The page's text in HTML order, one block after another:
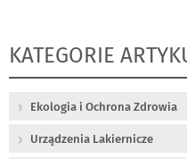
KATEGORIE
Ekologia i Ochrona Zdrowia
Urządzenia Lakiernicze